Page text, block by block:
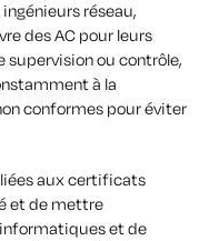
réseau,
des AC pour leurs
supervision ou contrôle,
à la
conformes pour éviter
liées aux certificats
et de mettre
informatiques et de